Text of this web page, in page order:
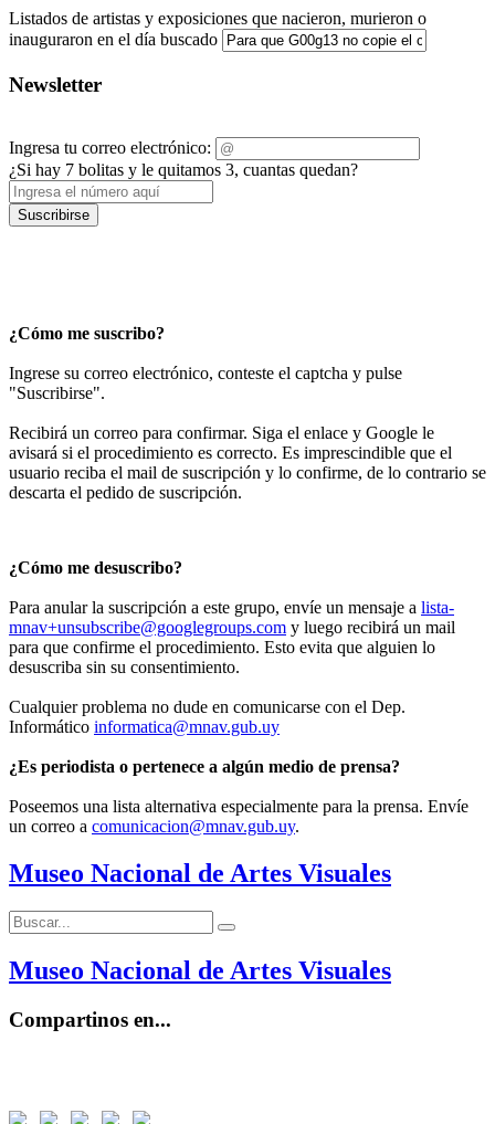
Listados de artistas y exposiciones que nacieron, murieron o
inauguraron en el día buscado
Newsletter
Ingresa tu correo electrónico:
¿Si hay 7 bolitas y le quitamos 3, cuantas quedan?
Suscribirse
¿Cómo me suscribo?
Ingrese su correo electrónico, conteste el captcha y pulse
"Suscribirse".
Recibirá un correo para confirmar. Siga el enlace y Google le
avisará si el procedimiento es correcto. Es imprescindible que el
usuario reciba el mail de suscripción y lo confirme, de lo contrario se
descarta el pedido de suscripción.
¿Cómo me desuscribo?
Para anular la suscripción a este grupo, envíe un mensaje a lista-
mnav+unsubscribe@googlegroups.com y luego recibirá un mail
para que confirme el procedimiento. Esto evita que alguien lo
desuscriba sin su consentimiento.
Cualquier problema no dude en comunicarse con el Dep.
Informático informatica@mnav.gub.uy
¿Es periodista o pertenece a algún medio de prensa?
Poseemos una lista alternativa especialmente para la prensa. Envíe
un correo a comunicacion@mnav.gub.uy.
Museo Nacional de Artes Visuales
Buscar:
Buscar
Museo Nacional de Artes Visuales
Compartinos en...